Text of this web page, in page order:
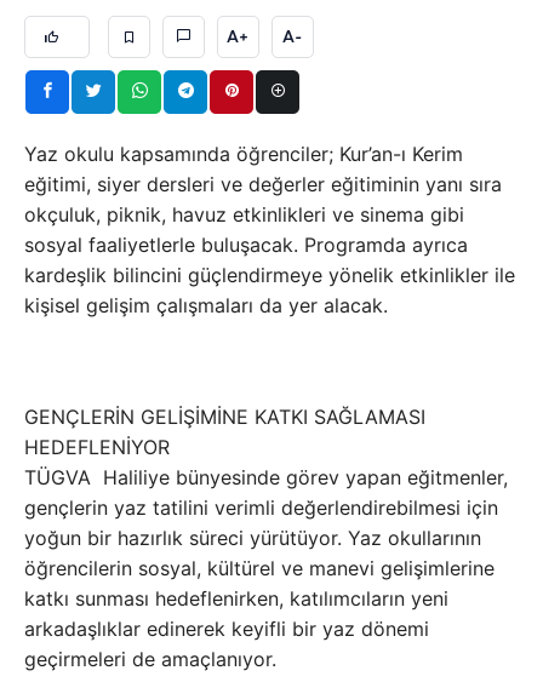
A+ A-
Yaz okulu kapsamında öğrenciler; Kur’an-ı Kerim
eğitimi, siyer dersleri ve değerler eğitiminin yanı sıra
okçuluk, piknik, havuz etkinlikleri ve sinema gibi
sosyal faaliyetlerle buluşacak. Programda ayrıca
kardeşlik bilincini güçlendirmeye yönelik etkinlikler ile
kişisel gelişim çalışmaları da yer alacak.
GENÇLERİN GELİŞİMİNE KATKI SAĞLAMASI
HEDEFLENİYOR
TÜGVA Haliliye bünyesinde görev yapan eğitmenler,
gençlerin yaz tatilini verimli değerlendirebilmesi için
yoğun bir hazırlık süreci yürütüyor. Yaz okullarının
öğrencilerin sosyal, kültürel ve manevi gelişimlerine
katkı sunması hedeflenirken, katılımcıların yeni
arkadaşlıklar edinerek keyifli bir yaz dönemi
geçirmeleri de amaçlanıyor.